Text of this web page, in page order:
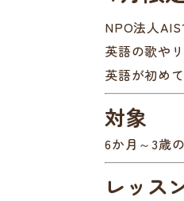
NPO法人
英語の歌や
英語が初め
対象
6か月～3歳
レッス